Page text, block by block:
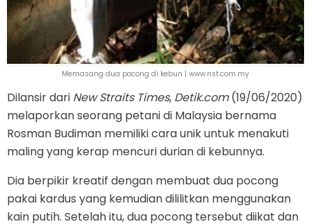
Memasang dua pocong di kebun | www.nst.com.my
Dilansir dari New Straits Times, Detik.com(19/06/2020)
melaporkan seorang petani di Malaysia bernama
Rosman Budiman memiliki cara unik untuk menakuti
maling yang kerap mencuri durian di kebunnya.
Dia berpikir kreatif dengan membuat dua pocong
pakai kardus yang kemudian dililitkan menggunakan
kain putih. Setelah itu, dua pocong tersebut diikat dan